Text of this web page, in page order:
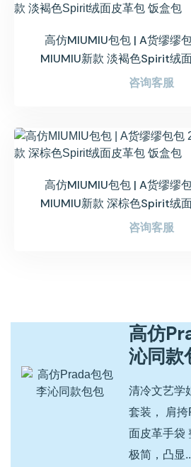
高仿MIUMIU包包 | A货缪缪
MIUMIU新款 淡褐色Spirit绒
咨询客服
高仿MIUMIU包包 | A货缪缪
MIUMIU新款 深棕色Spirit绒
咨询客服
高仿
沁同款
清冷文艺学
套装， 肩
面皮革手袋
极简，凸显